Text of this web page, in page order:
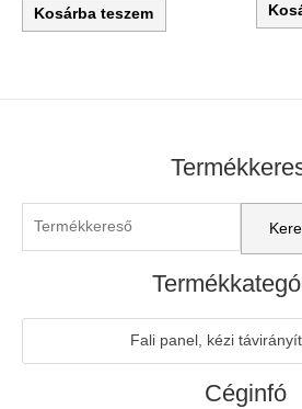
5
Kosárba teszem
5
Fali panel, kézi
Céginfó